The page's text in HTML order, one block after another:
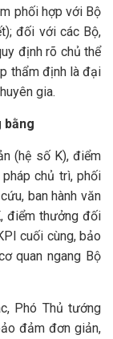
phối hợp với Bộ
đối với các Bộ,
định rõ chủ thể
thẩm định là đại
gia.
bằng
(hệ số K), điểm
chủ trì, phối
ban hành văn
điểm thưởng đối
cuối cùng, bảo
quan ngang Bộ
Phó Thủ tướng
đảm đơn giản,